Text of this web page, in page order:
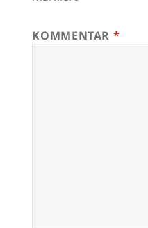
KOMMENTAR *